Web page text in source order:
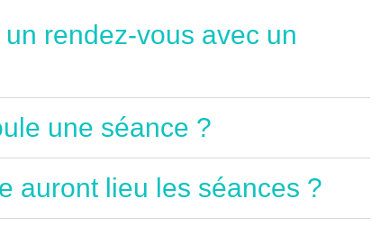
rendez-vous avec un
une séance ?
auront lieu les séances ?